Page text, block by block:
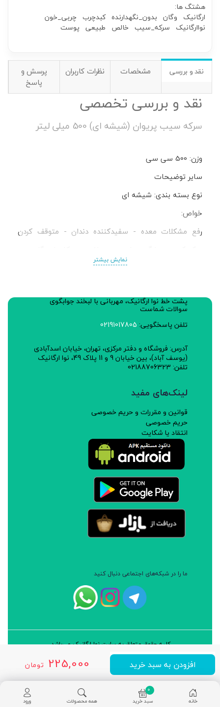
225,000 تومان افزودن به سبد خرید
هشتگ ها:
ارگانیک وگان بدون_نگهدارنده کبدچرب چربی_خون
نواارگانیک سرکه_سیب خالص طبیعی پوست
نقد و بررسی مشخصات نظرات کاربران
پرسش و
پاسخ
نقد و بررسی تخصصی
سرکه سیب پریوان (شیشه ای) 500 میلی لیتر
وزن: 500 سی سی
سایر توضیحات
نوع بسته بندی: شیشه ای
خواص:
رفع مشکلات معده - سفیدکننده دندان - متوقف کردن
جلوگیری از گرفتگی عضلات
نمایش بیشتر
پشت خط نوا ارگانیک، مهربانی با لبخند جوابگوی
سوالات شماست
تلفن پاسخگویی: 02191017805
آدرس: فروشگاه و دفتر مرکزی، تهران، خیابان اسدآبادی
(یوسف آباد)، بین خیابان 9 و 11 پلاک 49، نوا ارگانیک
تلفن: 02188706323
لینک‌های مفید
قوانین و مقررات و حریم خصوصی
حریم خصوصی
انتقاد یا شکایت
ما را در شبکه‌های اجتماعی دنبال کنید
کلیه حقوق متعلق به سایت نوا ارگانیک می‌باشد.
طراحی و توسعه: شرکت داده پردازان سورن ایرانیان (نرم افزار سارب)
خانه
0
سبد خرید
همه محصولات ورود